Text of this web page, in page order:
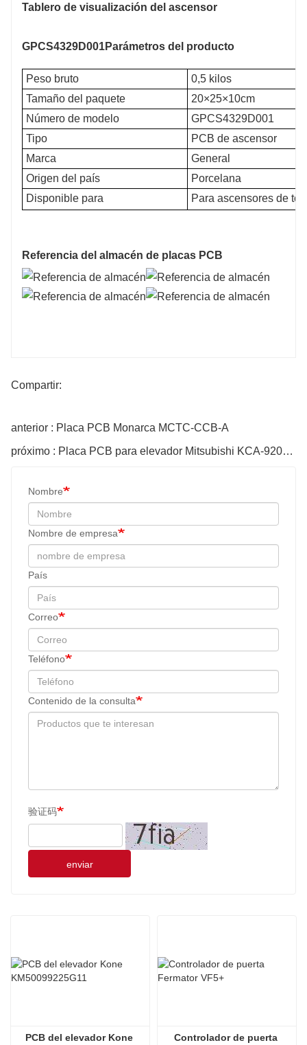
Tablero de visualización del ascensor
GPCS4329D001Parámetros del producto
Peso bruto
0,5 kilos
Tamaño del paquete
20×25×10cm
Número de modelo
GPCS4329D001
Tipo
PCB de ascensor
Marca
General
Origen del país
Porcelana
Disponible para
Para ascensores de
Referencia del almacén de placas PCB
Compartir:
anterior : Placa PCB Monarca MCTC-CCB-A
próximo : Placa PCB para elevador Mitsubishi KCA-920B KCA-922B922A
Nombre
Nombre de empresa
País
Correo
Teléfono
Contenido de la consulta
验证码
enviar
PCB del elevador Kone
Controlador de puerta